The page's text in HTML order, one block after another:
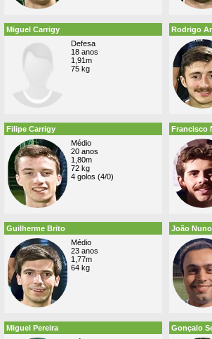
Miguel Carrigy
Defesa
18 anos
1,91m
75 kg
Rodrigo
Filipe Carrigy
Médio
20 anos
1,80m
72 kg
4 golos (4/0)
Francisco
Guilherme Brito
Médio
23 anos
1,77m
64 kg
João
Miguel Pereira
Gonçalo